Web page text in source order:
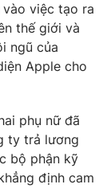
việc tạo ra
thế giới và
ngũ của
Apple cho
phụ nữ đã
ty trả lương
bộ phận kỹ
định cam